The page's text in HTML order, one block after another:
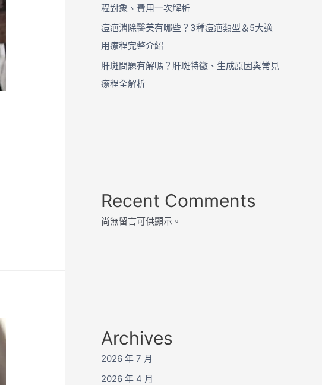
程對象、費用一次解析
痘疤消除醫美有哪些？3種痘疤類型＆5大適
用療程完整介紹
肝斑問題有解嗎？肝斑特徵、生成原因與常見
療程全解析
Recent Comments
尚無留言可供顯示。
Archives
2026 年 7 月
2026 年 4 月